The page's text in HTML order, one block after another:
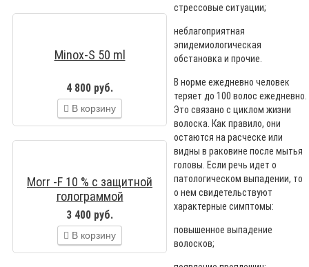
Minox-S 50 ml
4 800 руб.
В корзину
Morr -F 10 % c защитной
голограммой
3 400 руб.
В корзину
стрессовые ситуации;
неблагоприятная
эпидемиологическая
обстановка и прочие.
В норме ежедневно человек
теряет до 100 волос ежедневно.
Это связано с циклом жизни
волоска. Как правило, они
остаются на расческе или
видны в раковине после мытья
головы. Если речь идет о
патологическом выпадении, то
о нем свидетельствуют
характерные симптомы:
повышенное выпадение
волосков;